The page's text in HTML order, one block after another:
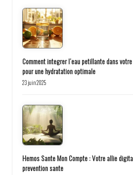
Comment integrer l’eau petillante dans
pour une hydratation optimale
23 juin 2025
Hemos Sante Mon Compte : Votre allie
prevention sante